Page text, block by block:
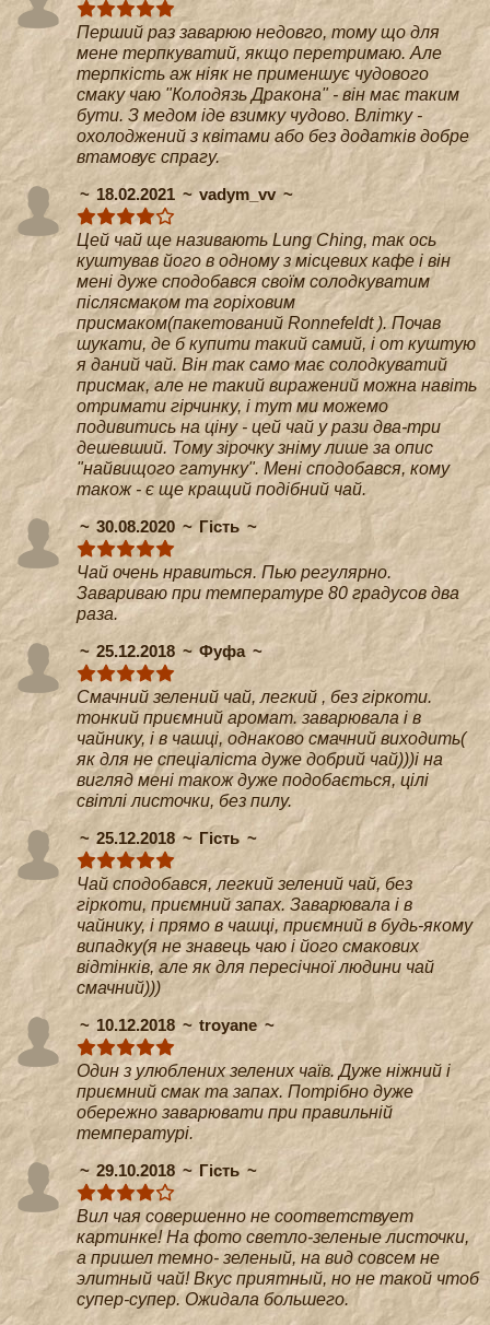
Перший раз заварюю недовго, тому що для
мене терпкуватий, якщо перетримаю. Але
терпкість аж ніяк не применшує чудового
смаку чаю "Колодязь Дракона" - він має таким
бути. З медом іде взимку чудово. Влітку -
охолоджений з квітами або без додатків добре
втамовує спрагу.
18.02.2021
vadym_vv
Цей чай ще називають Lung Ching, так ось
куштував його в одному з місцевих кафе і він
мені дуже сподобався своїм солодкуватим
післясмаком та горіховим
присмаком(пакетований Ronnefeldt ). Почав
шукати, де б купити такий самий, і от куштую
я даний чай. Він так само має солодкуватий
присмак, але не такий виражений можна навіть
отримати гірчинку, і тут ми можемо
подивитись на ціну - цей чай у рази два-три
дешевший. Тому зірочку зніму лише за опис
"найвищого гатунку". Мені сподобався, кому
також - є ще кращий подібний чай.
30.08.2020
Гість
Чай очень нравиться. Пью регулярно.
Завариваю при температуре 80 градусов два
раза.
25.12.2018
Фуфа
Смачний зелений чай, легкий , без гіркоти.
тонкий приємний аромат. заварювала і в
чайнику, і в чашці, однаково смачний виходить(
як для не спеціаліста дуже добрий чай)))і на
вигляд мені також дуже подобається, цілі
світлі листочки, без пилу.
25.12.2018
Гість
Чай сподобався, легкий зелений чай, без
гіркоти, приємний запах. Заварювала і в
чайнику, і прямо в чашці, приємний в будь-якому
випадку(я не знавець чаю і його смакових
відтінків, але як для пересічної людини чай
смачний)))
10.12.2018
troyane
Один з улюблених зелених чаїв. Дуже ніжний і
приємний смак та запах. Потрібно дуже
обережно заварювати при правильній
температурі.
29.10.2018
Гість
Вил чая совершенно не соответствует
картинке! На фото светло-зеленые листочки,
а пришел темно- зеленый, на вид совсем не
элитный чай! Вкус приятный, но не такой чтоб
супер-супер. Ожидала большего.